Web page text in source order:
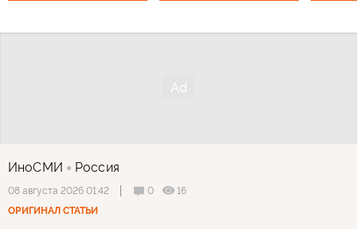
ИноСМИ Россия
08 августа 2026 01:42 0
16
ОРИГИНАЛ СТАТЬИ